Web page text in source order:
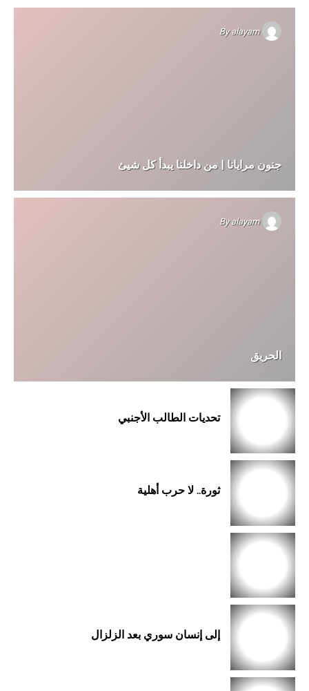
Byalayam
جنون مرايانا | من داخلنا يبدأ كل شيئ
Byalayam
الحريق
تحديات الطالب الأجنبي
ثورة.. لا حرب أهلية
إلى إنسان سوري بعد الزلزال